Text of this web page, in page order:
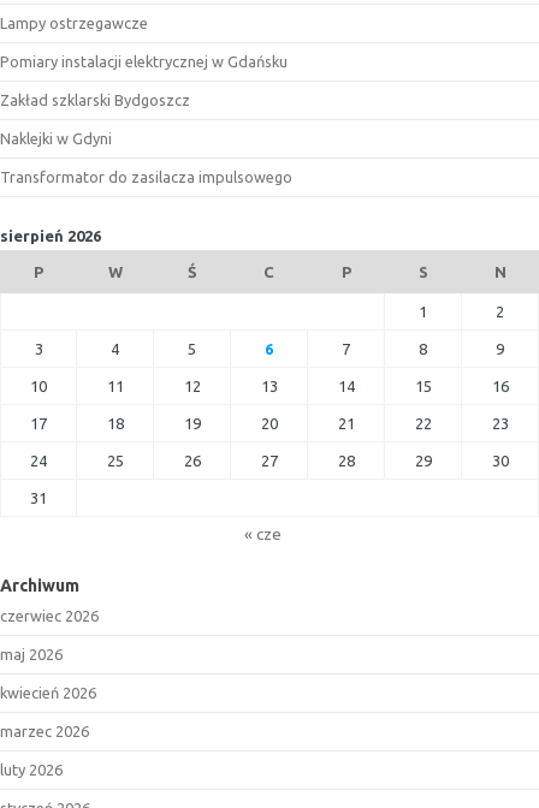
Lampy ostrzegawcze
Pomiary instalacji elektrycznej w Gdańsku
Zakład szklarski Bydgoszcz
Naklejki w Gdyni
Transformator do zasilacza impulsowego
sierpień 2026
P W Ś C P S N
1 2
3 4 5 6 7 8 9
10 11 12 13 14 15 16
17 18 19 20 21 22 23
24 25 26 27 28 29 30
31
« cze
Archiwum
czerwiec 2026
maj 2026
kwiecień 2026
marzec 2026
luty 2026